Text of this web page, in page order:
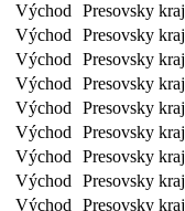
Východ
Presovsky kraj
Východ
Presovsky kraj
Východ
Presovsky kraj
Východ
Presovsky kraj
Východ
Presovsky kraj
Východ
Presovsky kraj
Východ
Presovsky kraj
Východ
Presovsky kraj
Východ
Presovsky kraj